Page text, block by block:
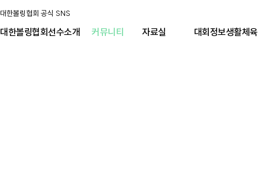
대한볼링협회 공식 SNS
대한볼링협회선수소개 커뮤니티 자료실 대회정보생활체육